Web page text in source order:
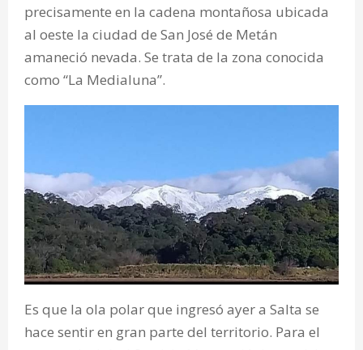
precisamente en la cadena montañosa ubicada
al oeste la ciudad de San José de Metán
amaneció nevada. Se trata de la zona conocida
como “La Medialuna”.
Es que la ola polar que ingresó ayer a Salta se
hace sentir en gran parte del territorio. Para el